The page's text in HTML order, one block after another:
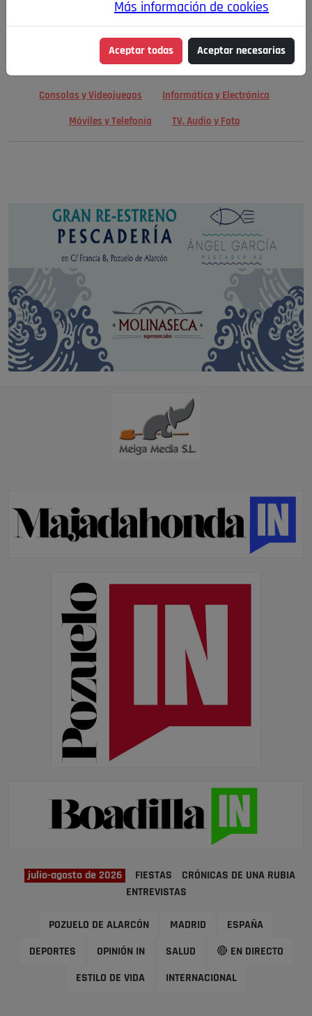
Motor y Accesorios Motos Ocio
Cine, Libros y Música Coleccionismo Otros
Consolas y Videojuegos Informática y Electrónica
Móviles y Telefonía TV, Audio y Foto
Más información de cookies
Aceptar todas Aceptar necesarias
julio-agosto de 2026 FIESTAS
CRÓNICAS DE UNA RUBIA
ENTREVISTAS
POZUELO DE ALARCÓN MADRID ESPAÑA
DEPORTES OPINIÓN IN SALUD 🔴 EN DIRECTO
ESTILO DE VIDA INTERNACIONAL